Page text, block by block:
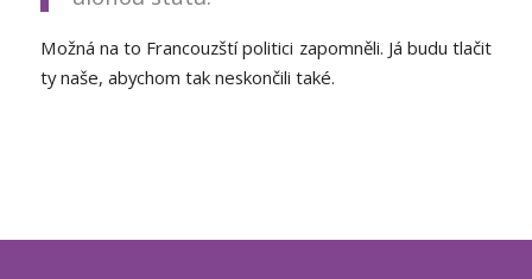
Možná na to Francouzští politici zapomněli. Já budu tlačit
ty naše, abychom tak neskončili také.